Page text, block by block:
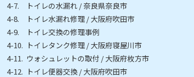
トイレの水漏れ / 奈良県奈良市
トイレ水漏れ修理 / 大阪府吹田市
トイレ交換の修理事例
トイレタンク修理 / 大阪府寝屋川市
ウォシュレットの取付 / 大阪府枚方市
トイレ便器交換 / 大阪府吹田市